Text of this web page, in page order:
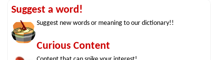
Suggest a word!
Suggest new words or meaning to our dictionary!!
Curious Content